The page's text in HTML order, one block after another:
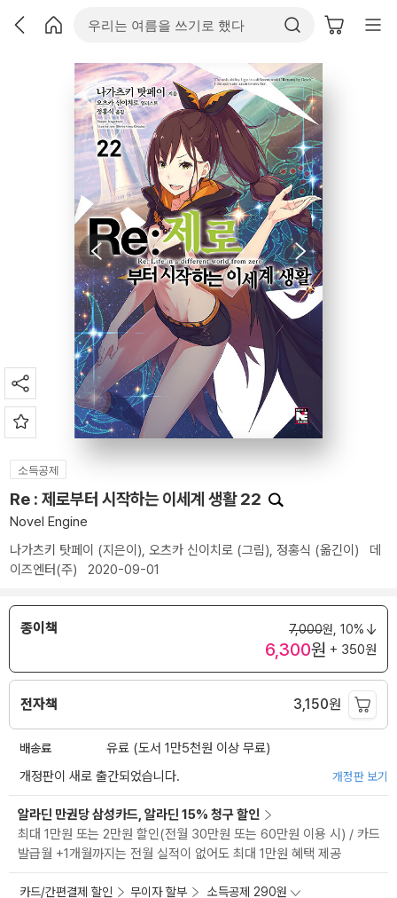
소득공제
Re : 제로부터 시작하는 이세계 생활 22
Novel Engine
나가츠키 탓페이 (지은이), 오츠카 신이치로 (그림), 정홍식 (옮긴이) 데
이즈엔터(주) 2020-09-01
종이책 7,000원, 10%
6,300원 + 350원
전자책 3,150원
배송료
유료 (도서 1만5천원 이상 무료)
개정판이 새로 출간되었습니다.
개정판 보기
알라딘 만권당 삼성카드, 알라딘 15% 청구 할인
최대 1만원 또는 2만원 할인(전월 30만원 또는 60만원 이용 시) / 카드
발급월 +1개월까지는 전월 실적이 없어도 최대 1만원 혜택 제공
카드/간편결제 할인 무이자 할부 소득공제 290원